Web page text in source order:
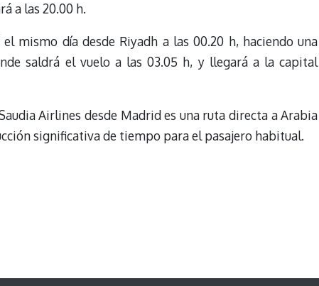
a las 20.00 h.
mismo día desde Riyadh a las 00.20 h, haciendo una
saldrá el vuelo a las 03.05 h, y llegará a la capital
Airlines desde Madrid es una ruta directa a Arabia
significativa de tiempo para el pasajero habitual.